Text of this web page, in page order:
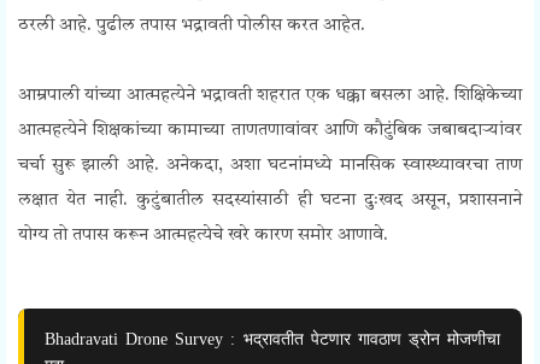
ठरली आहे. पुढील तपास भद्रावती पोलीस करत आहेत.
आम्रपाली यांच्या आत्महत्येने भद्रावती शहरात एक धक्का बसला आहे. शिक्षिकेच्या
आत्महत्येने शिक्षकांच्या कामाच्या ताणतणावांवर आणि कौटुंबिक जबाबदाऱ्यांवर
चर्चा सुरू झाली आहे. अनेकदा, अशा घटनांमध्ये मानसिक स्वास्थ्यावरचा ताण
लक्षात येत नाही. कुटुंबातील सदस्यांसाठी ही घटना दुःखद असून, प्रशासनाने
योग्य तो तपास करून आत्महत्येचे खरे कारण समोर आणावे.
Bhadravati Drone Survey : भद्रावतीत पेटणार गावठाण ड्रोन मोजणीचा